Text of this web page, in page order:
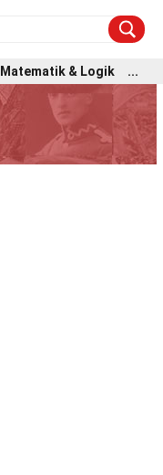
Matematik & Logik
...